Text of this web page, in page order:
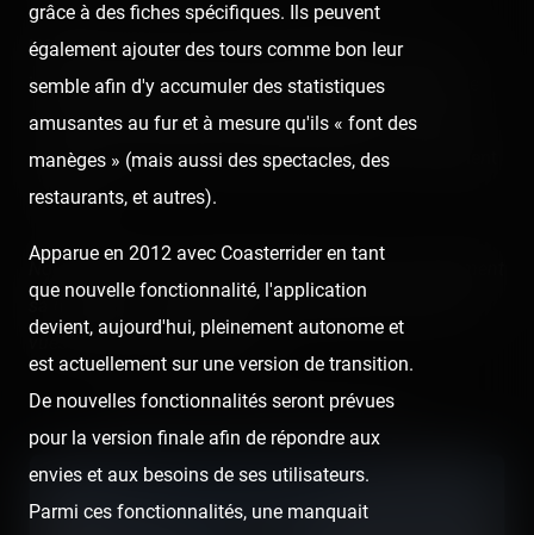
Néanmoins, grâce à l'ambiance générale et le choix
important des attractions, le Luna Park du Cap d'Agde
est aussi une destination indispensable si vous êtes
dans la zone et vous ne pouvez y passer qu'un excellent
moment !
Nous remercions particulièrement Pierrick, et notamment
sa nièce, qui nous ont permis de réaliser les prises de
vues onride sur l'Apocalypse.
Retrouvez la visite précédant celle-ci :
grâce à des fiches spécifiques. Ils peuvent
également ajouter des tours comme bon leur
semble afin d'y accumuler des statistiques
amusantes au fur et à mesure qu'ils « font des
manèges » (mais aussi des spectacles, des
restaurants, et autres).
Apparue en 2012 avec Coasterrider en tant
que nouvelle fonctionnalité, l'application
devient, aujourd'hui, pleinement autonome et
est actuellement sur une version de transition.
De nouvelles fonctionnalités seront prévues
pour la version finale afin de répondre aux
envies et aux besoins de ses utilisateurs.
Parmi ces fonctionnalités, une manquait